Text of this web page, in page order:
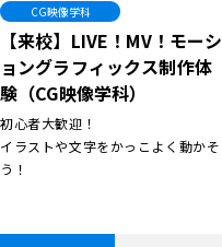
CG映像学科
【来校】LIVE！MV！モーシ
ョングラフィックス制作体
験（CG映像学科）
初心者大歓迎！
イラストや文字をかっこよく動かそ
う！